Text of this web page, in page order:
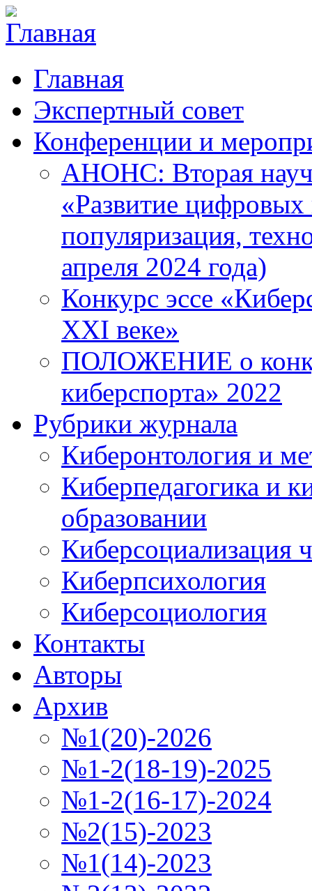
Главная
Экспертный совет
Конференции и
АНОНС: Вторая
«Развитие цифровых
популяризация,
апреля 2024 года)
Конкурс эссе
XXI веке»
ПОЛОЖЕНИЕ о
киберспорта» 2022
Рубрики журнала
Киберонтология и
Киберпедагогика и
образовании
Киберсоциализация
Киберпсихология
Киберсоциология
Контакты
Авторы
Архив
№1(20)-2026
№1-2(18-19)-2025
№1-2(16-17)-2024
№2(15)-2023
№1(14)-2023